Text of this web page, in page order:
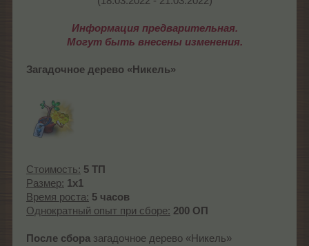
Информация предварительная.
Могут быть внесены изменения.
Загадочное дерево «Никель»
Стоимость: 5 ТП
Размер: 1x1
Время роста: 5 часов
Однократный опыт при сборе: 200 ОП
После сбора загадочное дерево «Никель»